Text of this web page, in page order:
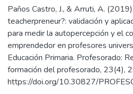
Paños Castro, J., & Arruti, A.
teacherpreneur?: validación y
para medir la autopercepción y el
emprendedor en profesores
Educación Primaria. Profesorado:
formación del profesorado, 23(4),
https://doi.org/10.30827/